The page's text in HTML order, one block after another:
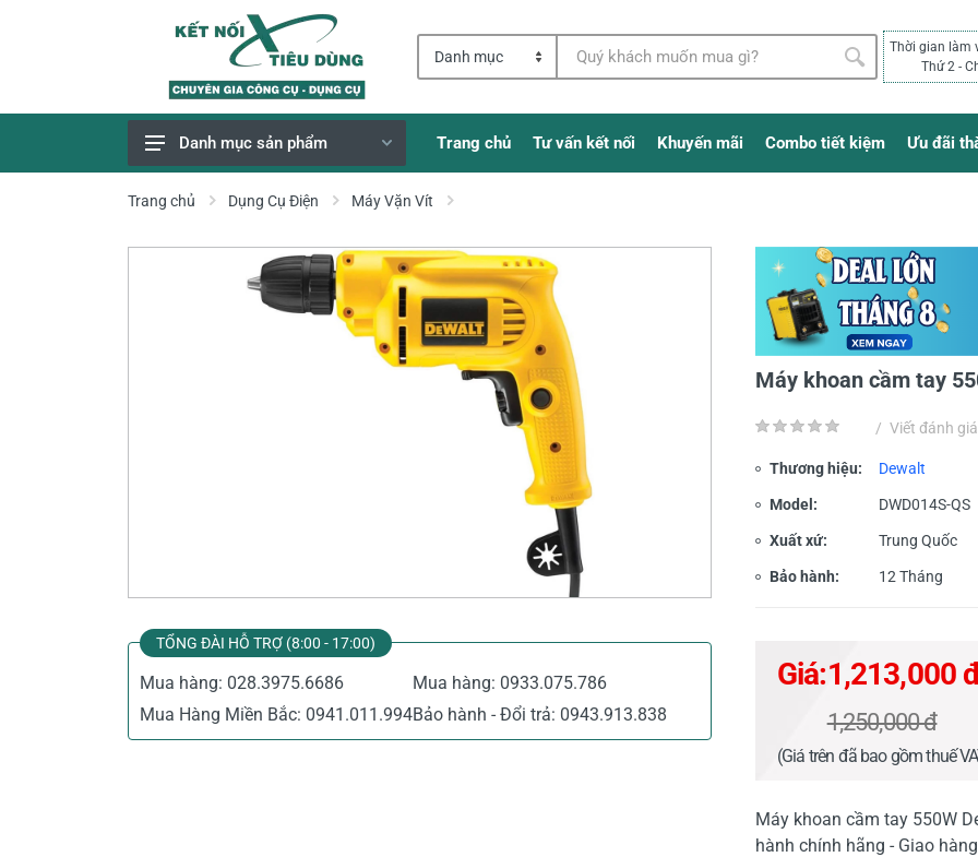
Thời gian làm
Thứ 2 -
Giao Hàng Miễn Phí
Thiết Bị Dùng Pin
Danh mục sản phẩm Trang chủ Tư vấn kết nối Khuyến mãi Combo tiết kiệm Ưu đãi
Trang chủ Dụng Cụ Điện Máy Vặn Vít
TỔNG ĐÀI HỖ TRỢ (8:00 - 17:00)
Mua hàng: 028.3975.6686 Mua hàng: 0933.075.786
Mua Hàng Miền Bắc: 0941.011.994Bảo hành - Đổi trả: 0943.913.838
Máy khoan cầm tay
/ Viết đánh giá
Thương hiệu: Dewalt
Model: DWD014S-QS
Xuất xứ: Trung Quốc
Bảo hành: 12 Tháng
Giá:1,213,000
1,250,000 đ
(Giá trên đã bao gồm thuế
Máy khoan cầm tay 550W
hành chính hãng - Giao